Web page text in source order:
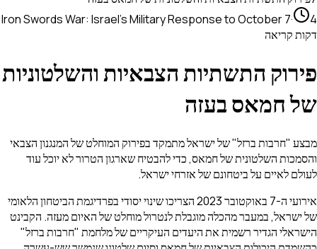
Iron Swords War: Israel's Military Response to October
התשתיות הצבאיות והשלטוניות
בעזה
ברזל" של ישראל מתמקד בפירוק המוחלט של המנגנון הצבאי
השלטונית של חמאס, כדי להבטיח שארגון הטרור לא יוכל עוד
על ביטחונם של אזרחי ישראל.
אירועי ה-7 באוקטובר 2023 הצריכו שינוי יסודי בפרדיגמת הביטחון הלאומי
במעבר מהכלה מוגבלת לנטרול מוחלט של האיום מעזה. הקבינט
הגדיר רשמית את היעדים העיקריים של מלחמת "חרבות ברזל"